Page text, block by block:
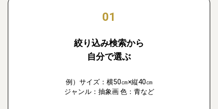
01
絞り込み検索から
自分で選ぶ
例）サイズ：横50㎝×縦40㎝
ジャンル：抽象画 色：青など